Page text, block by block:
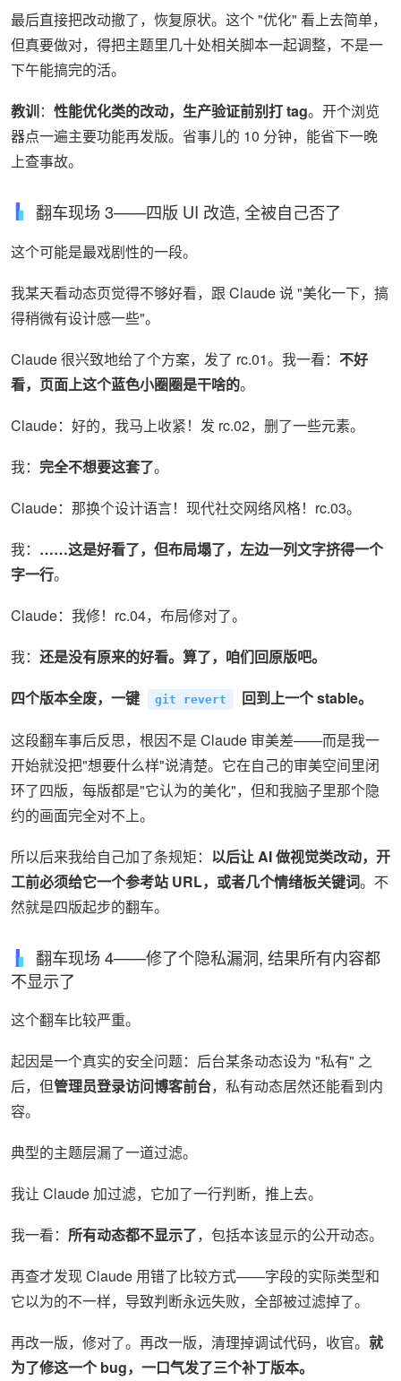
最后直接把改动撤了，恢复原状。这个 "优化" 看上去简单，
但真要做对，得把主题里几十处相关脚本一起调整，不是一
下午能搞完的活。
教训： 性能优化类的改动，生产验证前别打 tag。开个浏览
器点一遍主要功能再发版。省事儿的 10 分钟，能省下一晚
上查事故。
翻车现场 3——四版 UI 改造, 全被自己否了
这个可能是最戏剧性的一段。
我某天看动态页觉得不够好看，跟 Claude 说 "美化一下，搞
得稍微有设计感一些"。
Claude 很兴致地给了个方案，发了 rc.01。我一看： 不好
看，页面上这个蓝色小圈圈是干啥的。
Claude：好的，我马上收紧！发 rc.02，删了一些元素。
我： 完全不想要这套了。
Claude：那换个设计语言！现代社交网络风格！rc.03。
我： ……这是好看了，但布局塌了，左边一列文字挤得一个
字一行。
Claude：我修！rc.04，布局修对了。
我： 还是没有原来的好看。算了，咱们回原版吧。
四个版本全废，一键
git revert 回到上一个 stable。
这段翻车事后反思，根因不是 Claude 审美差——而是我一
开始就没把"想要什么样"说清楚。它在自己的审美空间里闭
环了四版，每版都是"它认为的美化"，但和我脑子里那个隐
约的画面完全对不上。
所以后来我给自己加了条规矩： 以后让 AI 做视觉类改动，开
工前必须给它一个参考站 URL，或者几个情绪板关键词。不
然就是四版起步的翻车。
翻车现场 4——修了个隐私漏洞, 结果所有内容都
不显示了
这个翻车比较严重。
起因是一个真实的安全问题：后台某条动态设为 "私有" 之
后，但管理员登录访问博客前台，私有动态居然还能看到内
容。
典型的主题层漏了一道过滤。
我让 Claude 加过滤，它加了一行判断，推上去。
我一看： 所有动态都不显示了，包括本该显示的公开动态。
再查才发现 Claude 用错了比较方式——字段的实际类型和
它以为的不一样，导致判断永远失败，全部被过滤掉了。
再改一版，修对了。再改一版，清理掉调试代码，收官。 就
为了修这一个 bug，一口气发了三个补丁版本。